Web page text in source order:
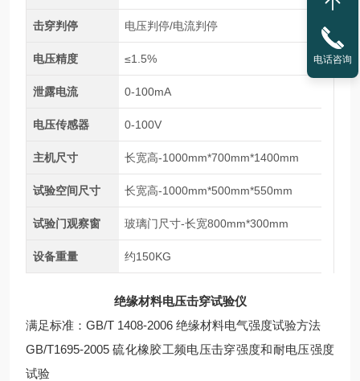
击穿判停 电压判停/电流判停
电压精度 ≤1.5%
泄露电流 0-100mA
电压传感器 0-100V
主机尺寸 长宽高-1000mm*700mm*1400mm
试验空间尺寸 长宽高-1000mm*500mm*550mm
试验门观察窗 玻璃门尺寸-长宽800mm*300mm
设备重量 约150KG
绝缘材料电压击穿试验仪
满足标准：GB/T 1408-2006 绝缘材料电气强度试验方法
GB/T1695-2005 硫化橡胶工频电压击穿强度和耐电压强度
试验
电话咨询